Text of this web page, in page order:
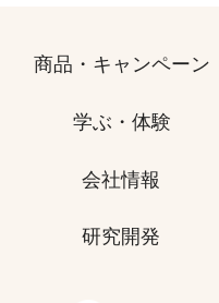
商品・キャンペーン
学ぶ・体験
会社情報
研究開発